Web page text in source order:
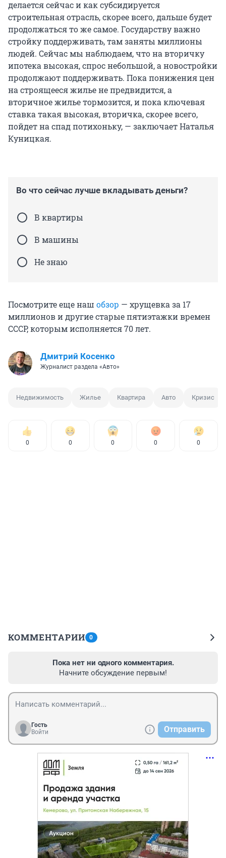
делается сейчас и как субсидируется
строительная отрасль, скорее всего, дальше будет
продолжаться то же самое. Государству важно
стройку поддерживать, там заняты миллионы
людей. Сейчас мы наблюдаем, что на вторичку
ипотека высокая, спрос небольшой, а новостройки
продолжают поддерживать. Пока понижения цен
на строящееся жилье не предвидится, а
вторичное жилье тормозится, и пока ключевая
ставка такая высокая, вторичка, скорее всего,
пойдет на спад потихоньку, — заключает Наталья
Куницкая.
Во что сейчас лучше вкладывать деньги?
В квартиры
В машины
Не знаю
Посмотрите еще наш обзор — хрущевка за 17
миллионов и другие старые пятиэтажки времен
СССР, которым исполняется 70 лет.
Дмитрий Косенко
Журналист раздела «Авто»
Недвижимость Жилье Квартира Авто Кризис
0 0 0 0 0
КОММЕНТАРИИ 0
Пока нет ни одного комментария.
Начните обсуждение первым!
Гость
Войти
Отправить